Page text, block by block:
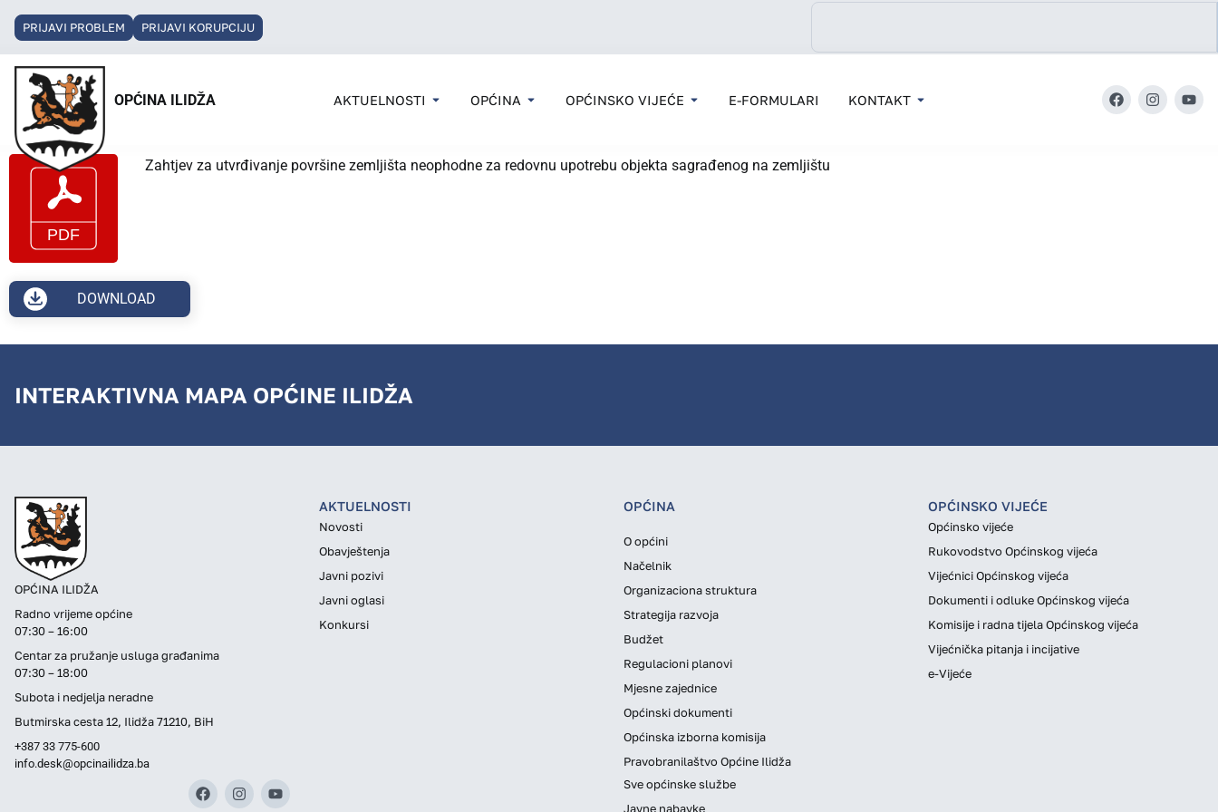
PRIJAVI PROBLEM PRIJAVI KORUPCIJU
OPĆINA ILIDŽA AKTUELNOSTI OPĆINA OPĆINSKO VIJEĆE E-FORMULARI KONTAKT
Zahtjev za utvrđivanje površine zemljišta neophodne za redovnu upotrebu objekta sagrađenog na zemljištu
DOWNLOAD
INTERAKTIVNA MAPA OPĆINE ILIDŽA
OPĆINA ILIDŽA
Radno vrijeme općine
07:30 – 16:00
Centar za pružanje usluga građanima
07:30 – 18:00
Subota i nedjelja neradne
Butmirska cesta 12, Ilidža 71210, BiH
+387 33 775-600
info.desk@opcinailidza.ba
AKTUELNOSTI
Novosti
Obavještenja
Javni pozivi
Javni oglasi
Konkursi
OPĆINA
O općini
Načelnik
Organizaciona struktura
Strategija razvoja
Budžet
Regulacioni planovi
Mjesne zajednice
Općinski dokumenti
Općinska izborna komisija
Pravobranilaštvo Općine Ilidža
Sve općinske službe
Javne nabavke
OPĆINSKO VIJEĆE
Općinsko vijeće
Rukovodstvo Općinskog vijeća
Vijećnici Općinskog vijeća
Dokumenti i odluke Općinskog vijeća
Komisije i radna tijela Općinskog vijeća
Vijećnička pitanja i incijative
e-Vijeće